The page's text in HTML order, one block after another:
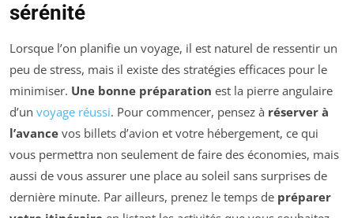
sérénité
Lorsque l’on planifie un voyage, il est naturel de ressentir un
peu de stress, mais il existe des stratégies efficaces pour le
minimiser. Une bonne préparation est la pierre angulaire
d’un voyage réussi. Pour commencer, pensez à réserver à
l’avance vos billets d’avion et votre hébergement, ce qui
vous permettra non seulement de faire des économies, mais
aussi de vous assurer une place au soleil sans surprises de
dernière minute. Par ailleurs, prenez le temps de préparer